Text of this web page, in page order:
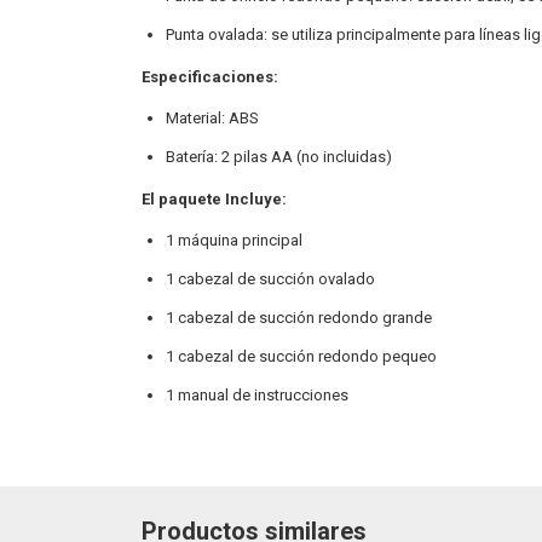
Punta ovalada: se utiliza principalmente para líneas
Especificaciones:
Material: ABS
Batería: 2 pilas AA (no incluidas)
El paquete Incluye:
1 máquina principal
1 cabezal de succión ovalado
1 cabezal de succión redondo grande
1 cabezal de succión redondo pequeo
1 manual de instrucciones
Productos similares